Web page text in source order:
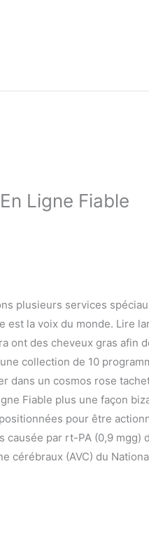
Ligne Fiable
plusieurs services
est la voix du monde. Lire
ont des cheveux gras afin
collection de 10
dans un cosmos rose
Fiable plus une façon
pour être
causée par rt-PA (0,9 mgg)
cérébraux (AVC) du